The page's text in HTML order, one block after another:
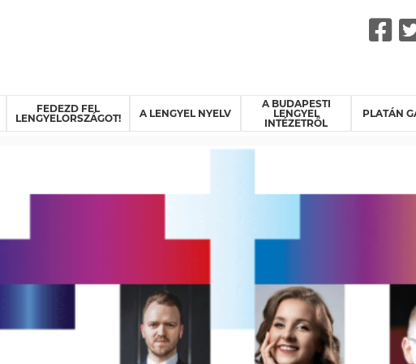
FEDEZD FEL
LENGYELORSZÁGOT!
A LENGYEL NYELV
A BUDAPESTI
LENGYEL
INTÉZETRŐL
PLATÁN